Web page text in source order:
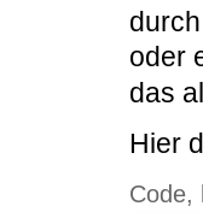
oder
das
Hier
Code,